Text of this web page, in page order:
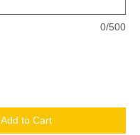
0/500
Add to Cart